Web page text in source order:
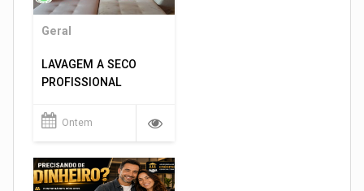
Geral
LAVAGEM A SECO
PROFISSIONAL
Ontem